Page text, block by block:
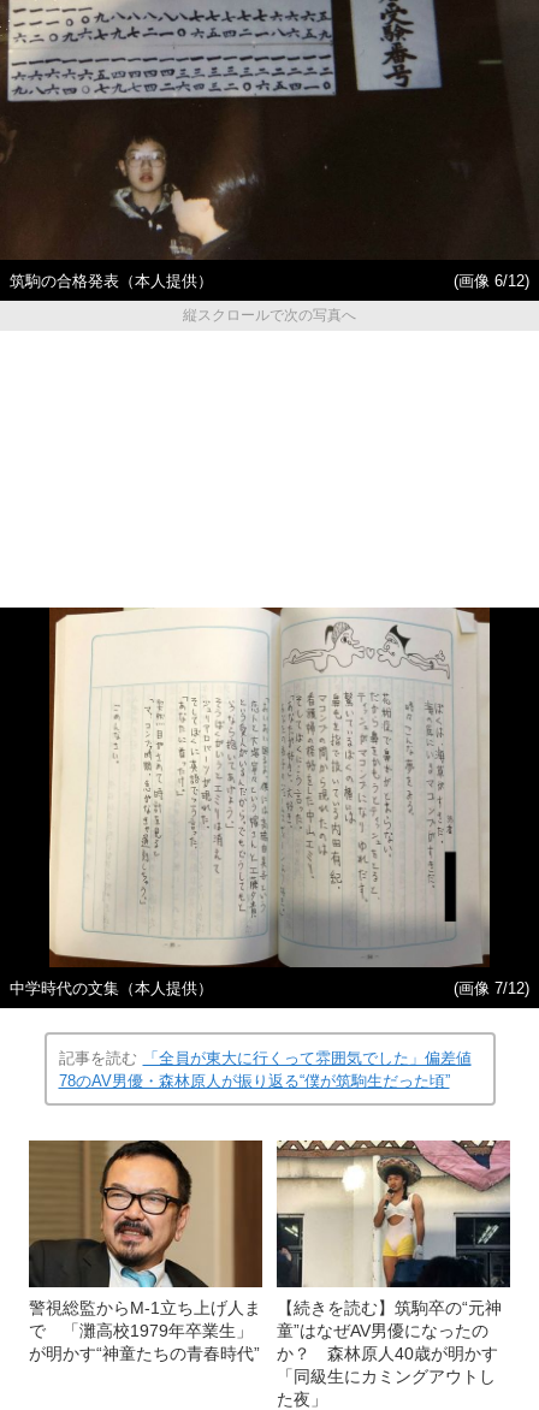
筑駒の合格発表（本人提供）
(画像 6/12)
縦スクロールで次の写真へ
中学時代の文集（本人提供） (画像 7/12)
記事を読む
「全員が東大に行くって雰囲気でした」偏差値
78のAV男優・森林原人が振り返る“僕が筑駒生だった頃”
警視総監からM-1立ち上げ人ま
で 「灘高校1979年卒業生」
が明かす“神童たちの青春時代”
【続きを読む】筑駒卒の“元神
童”はなぜAV男優になったの
か？ 森林原人40歳が明かす
「同級生にカミングアウトし
た夜」